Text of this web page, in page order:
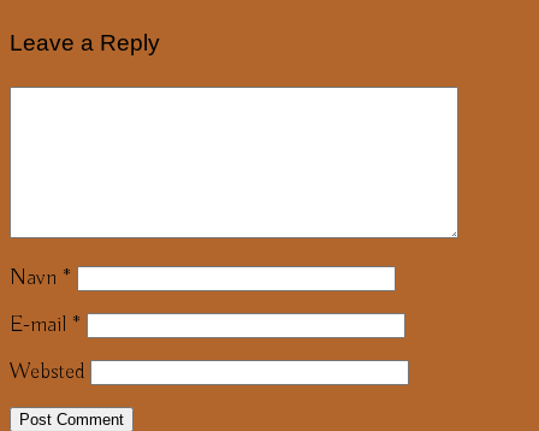
Leave a Reply
Navn *
E-mail *
Websted